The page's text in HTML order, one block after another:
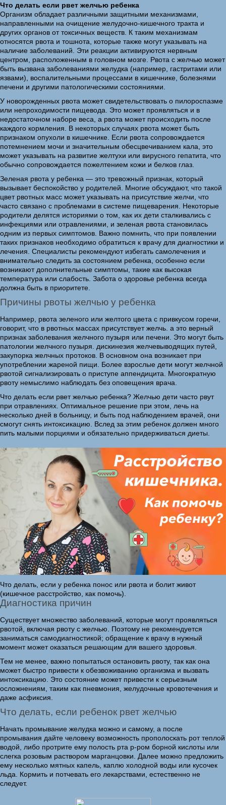
Что делать если рвет желчью ребенка
Организм обладает различными защитными механизмами,
направленными на очищение желудочно-кишечного тракта и
других органов от токсичных веществ. К таким механизмам
относятся рвота и тошнота, которые также могут указывать на
наличие заболеваний. Эти реакции активируются нервным
центром, расположенным в головном мозге. Рвота с желчью может
быть вызвана заболеваниями желудка (например, гастритами или
язвами), воспалительными процессами в кишечнике, болезнями
печени и другими патологическими состояниями.
У новорожденных рвота может свидетельствовать о пилороспазме
или непроходимости пищевода. Это может проявляться и в
недостаточном наборе веса, а рвота может происходить после
каждого кормления. В некоторых случаях рвота может быть
признаком опухоли в кишечнике. Если рвота сопровождается
потемнением мочи и значительным обесцвечиванием кала, это
может указывать на развитие желтухи или вирусного гепатита, что
обычно сопровождается пожелтением кожи и белков глаз.
Зеленая рвота у ребенка — это тревожный признак, который
вызывает беспокойство у родителей. Многие обсуждают, что такой
цвет рвотных масс может указывать на присутствие желчи, что
часто связано с проблемами в системе пищеварения. Некоторые
родители делятся историями о том, как их дети сталкивались с
инфекциями или отравлениями, и зеленая рвота становилась
одним из первых симптомов. Важно помнить, что при появлении
таких признаков необходимо обратиться к врачу для диагностики и
лечения. Специалисты рекомендуют избегать самолечения и
внимательно следить за состоянием ребенка, особенно если
возникают дополнительные симптомы, такие как высокая
температура или слабость. Забота о здоровье ребенка всегда
должна быть в приоритете.
Причины рвоты желчью у ребенка
Например, рвота зеленого или желтого цвета с привкусом горечи,
говорит, что в рвотных массах присутствует желчь. а это верный
признак заболевания желчного пузыря или печени. Это могут быть
патологии желчного пузыря. дискинезия желчевыводящих путей,
закупорка желчных протоков. В основном она возникает при
употреблении жареной пищи. Более взрослые дети могут желчной
рвотой сигнализировать о приступе аппендицита. Многократную
рвоту немыслимо наблюдать без оповещения врача.
Что делать если рвет желчью ребенка? Желчью дети часто рвут
при отравлениях. Оптимальное решение при этом, лечь на
несколько дней в больницу, и быть под наблюдением врачей, они
смогут снять интоксикацию. Вслед за этим ребенок должен много
пить малыми порциями и обязательно придерживаться диеты.
Что делать, если у ребенка понос или рвота и болит живот
(кишечное расстройство, как помочь).
Диагностика причин
Существует множество заболеваний, которые могут проявляться
рвотой, включая рвоту с желчью. Поэтому не рекомендуется
заниматься самодиагностикой; обращение к врачу в нужный
момент может оказаться решающим для вашего здоровья.
Тем не менее, важно попытаться остановить рвоту, так как она
может быстро привести к обезвоживанию организма и вызвать
интоксикацию. Это состояние может привести к серьезным
осложнениям, таким как пневмония, желудочные кровотечения и
даже асфиксия.
Что делать, если ребенок рвет желчью
Начать промывание желудка можно и самому, а после
промывания дайте человеку возможность прополоскать рот теплой
водой, либо протрите ему полость рта р-ром борной кислоты или
слегка розовым раствором марганцовки. Далее можно предложить
ему несколько мятных капель, каплю холодной воды или кусочек
льда. Кормить и потчевать его лекарствами, естественно не
следует.